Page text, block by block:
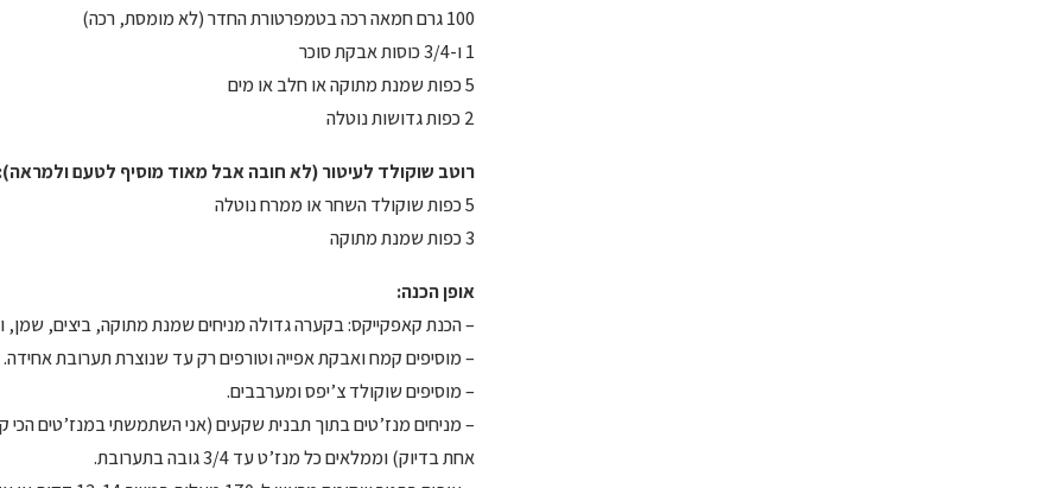
100 גרם חמאה רכה בטמפרטורת החדר (לא מומסת, רכה)
1 ו-3/4 כוסות אבקת סוכר
5 כפות שמנת מתוקה או חלב או מים
2 כפות גדושות נוטלה
רוטב שוקולד לעיטור (לא חובה אבל מאוד מוסיף לטעם ולמראה):
5 כפות שוקולד השחר או ממרח נוטלה
3 כפות שמנת מתוקה
אופן הכנה:
– הכנת קאפקייקס: בקערה גדולה מניחים שמנת מתוקה, ביצים, שמן,
– מוסיפים קמח ואבקת אפייה וטורפים רק עד שנוצרת תערובת אחידה.
– מוסיפים שוקולד צ’יפס ומערבבים.
– מניחים מנז’טים בתוך תבנית שקעים (אני השתמשתי במנז’טים
אחת בדיוק) וממלאים כל מנז’ט עד 3/4 גובה בתערובת.